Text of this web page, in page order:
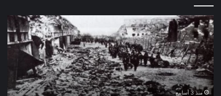
اللواء
دكتور
راضي
عبدالمعطي
يكتب:
30
يونيو
منذ 3 أسابيع